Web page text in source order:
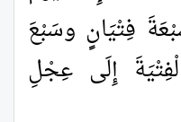
فِتْيَانٍ وسَبْعَ
إِلَى عِجْلِ